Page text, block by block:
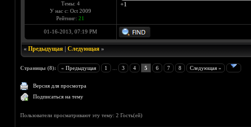
Темы: 4
У нас с: Oct 2009
Рейтинг: 21
+1
01-16-2013, 07:19 PM
« Предыдущая| Следующая»
Страницы (8): « Предыдущая 1 3 4 5 6 7 8 Следующая »
Версия для просмотра
Подписаться на тему
Пользователи просматривают эту тему: 2 Гость(ей)